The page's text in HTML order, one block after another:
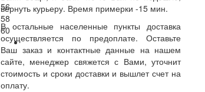
вернуть курьеру. Время примерки -15 мин.
В остальные населенные пункты доставка
осуществляется по предоплате. Оставьте
Ваш заказ и контактные данные на нашем
сайте, менеджер свяжется с Вами, уточнит
стоимость и сроки доставки и вышлет счет на
оплату.
56
58
60